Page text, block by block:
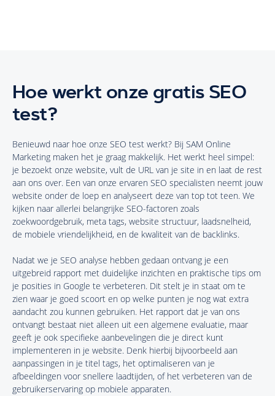
Hoe werkt onze gratis SEO
test?
Benieuwd naar hoe onze SEO test werkt? Bij SAM Online
Marketing maken het je graag makkelijk. Het werkt heel simpel:
je bezoekt onze website, vult de URL van je site in en laat de rest
aan ons over. Een van onze ervaren SEO specialisten neemt jouw
website onder de loep en analyseert deze van top tot teen. We
kijken naar allerlei belangrijke SEO-factoren zoals
zoekwoordgebruik, meta tags, website structuur, laadsnelheid,
de mobiele vriendelijkheid, en de kwaliteit van de backlinks.
Nadat we je SEO analyse hebben gedaan ontvang je een
uitgebreid rapport met duidelijke inzichten en praktische tips om
je posities in Google te verbeteren. Dit stelt je in staat om te
zien waar je goed scoort en op welke punten je nog wat extra
aandacht zou kunnen gebruiken. Het rapport dat je van ons
ontvangt bestaat niet alleen uit een algemene evaluatie, maar
geeft je ook specifieke aanbevelingen die je direct kunt
implementeren in je website. Denk hierbij bijvoorbeeld aan
aanpassingen in je titel tags, het optimaliseren van je
afbeeldingen voor snellere laadtijden, of het verbeteren van de
gebruikerservaring op mobiele apparaten.